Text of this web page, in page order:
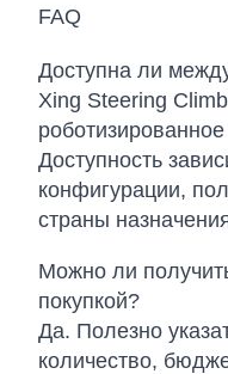
FAQ
Доступна ли
Xing Steering
Доступность
конфигурации,
страны
Можно ли
покупкой?
Да. Полезно
количество,